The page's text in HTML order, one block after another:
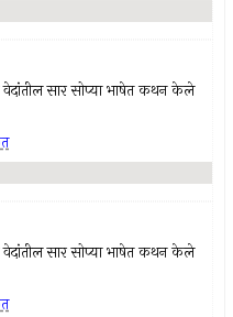
वेदांतील सार सोप्या भाषेत कथन केले
वेदांतील सार सोप्या भाषेत कथन केले